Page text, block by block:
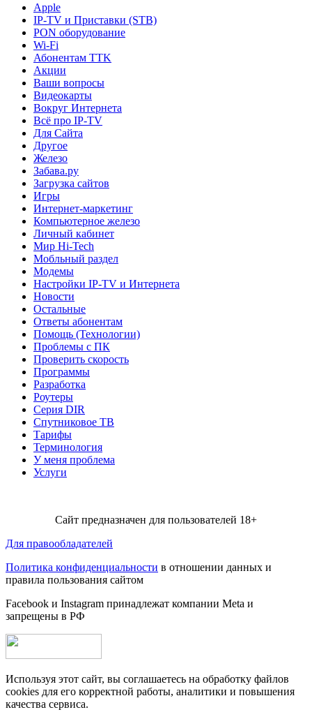
Apple
IP-TV и Приставки (STB)
PON оборудование
Wi-Fi
Абонентам TTK
Акции
Ваши вопросы
Видеокарты
Вокруг Интернета
Всё про IP-TV
Для Сайта
Другое
Железо
Забава.ру
Загрузка сайтов
Игры
Интернет-маркетинг
Компьютерное железо
Личный кабинет
Мир Hi-Tech
Мобльный раздел
Модемы
Настройки IP-TV и Интернета
Новости
Остальные
Ответы абонентам
Помощь (Технологии)
Проблемы с ПК
Проверить скорость
Программы
Разработка
Роутеры
Серия DIR
Спутниковое ТВ
Тарифы
Терминология
У меня проблема
Услуги
Сайт предназначен для пользователей 18+
Для правообладателей
Политика конфиденциальности в отношении данных и
правила пользования сайтом
Facebook и Instagram принадлежат компании Metа и
запрещены в РФ
Используя этот сайт, вы соглашаетесь на обработку файлов
cookies для его корректной работы, аналитики и повышения
качества сервиса.